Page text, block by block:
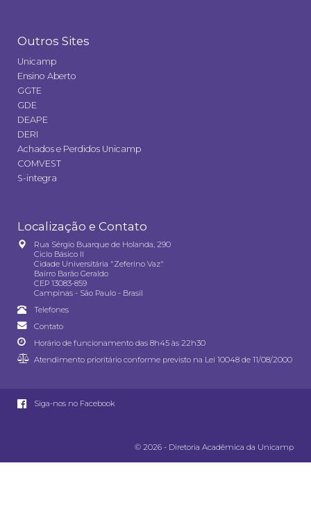
Outros Sites
Unicamp
Ensino Aberto
GGTE
GDE
DEAPE
DERI
Achados e Perdidos Unicamp
COMVEST
S-integra
Localização e Contato
Rua Sérgio Buarque de Holanda, 290
Ciclo Básico II
Cidade Universitária "Zeferino Vaz"
Bairro Barão Geraldo
CEP 13083-859
Campinas - São Paulo - Brasil
Telefones
Contato
Horário de funcionamento das 8h45 às 22h30
Atendimento prioritário conforme previsto na Lei 10048 de 11/08/2000
Siga-nos no Facebook
© 2026 - Diretoria Acadêmica da Unicamp